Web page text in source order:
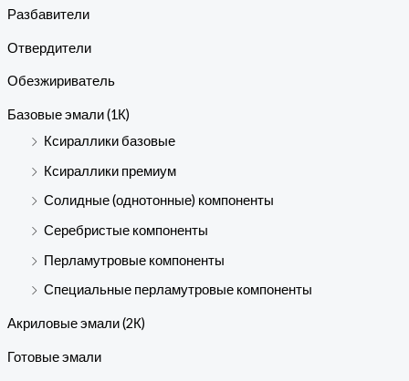
Разбавители
Отвердители
Обезжириватель
Базовые эмали (1К)
Ксираллики базовые
Ксираллики премиум
Солидные (однотонные) компоненты
Серебристые компоненты
Перламутровые компоненты
Специальные перламутровые компоненты
Акриловые эмали (2К)
Готовые эмали